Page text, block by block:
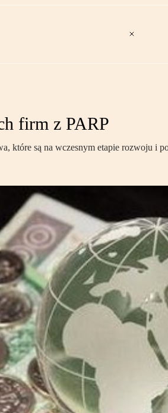
firm z PARP
które są na wczesnym etapie rozwoju i